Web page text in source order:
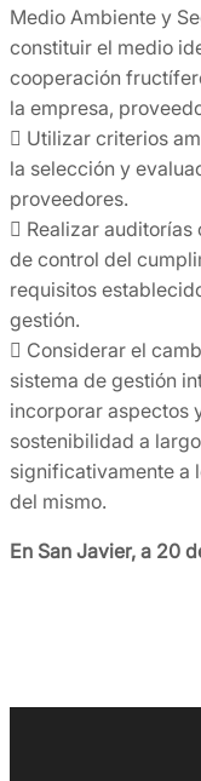
Medio Ambiente y
constituir el medio
cooperación
la empresa,
 Utilizar criterios
la selección y
proveedores.
 Realizar
de control del
requisitos
gestión.
 Considerar el
sistema de gestión
incorporar aspectos
sostenibilidad a
significativamente a
del mismo.
En San Javier, a 20